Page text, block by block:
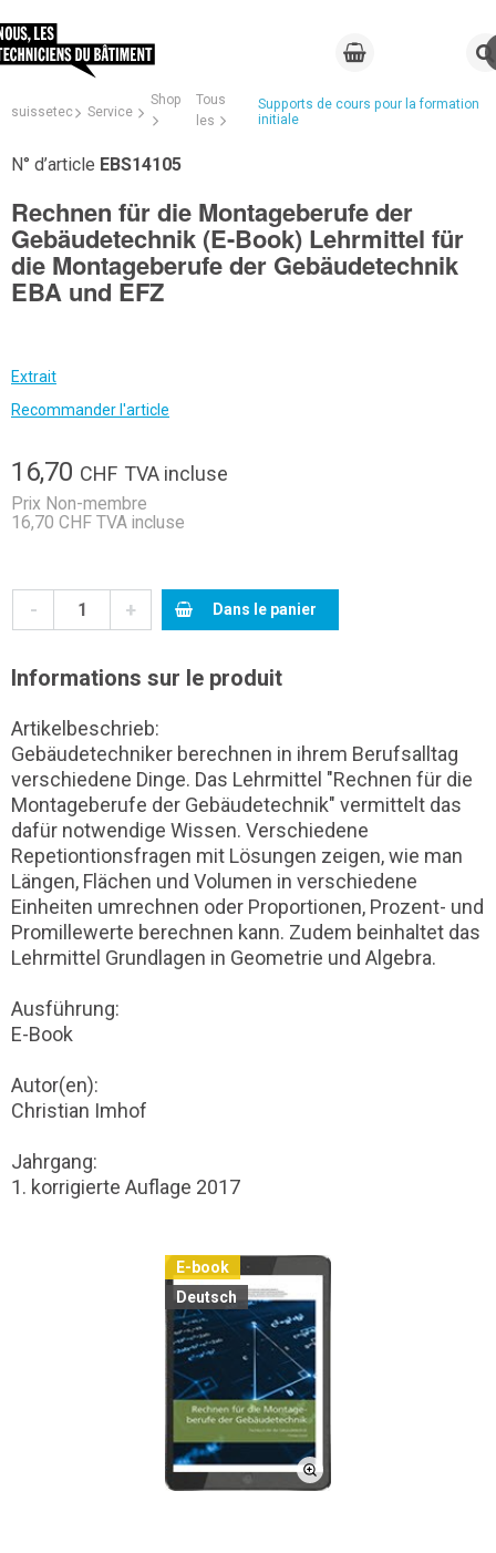
suissetec Service
Shop
Tous
les
Supports de cours pour la formation
initiale
N° d’article EBS14105
Rechnen für die Montageberufe der
Gebäudetechnik (E-Book) Lehrmittel für
die Montageberufe der Gebäudetechnik
EBA und EFZ
Extrait
Recommander l'article
16,70 CHF TVA incluse
Prix Non-membre
16,70 CHF TVA incluse
- + Dans le panier
Informations sur le produit
Artikelbeschrieb:
Gebäudetechniker berechnen in ihrem Berufsalltag
verschiedene Dinge. Das Lehrmittel "Rechnen für die
Montageberufe der Gebäudetechnik" vermittelt das
dafür notwendige Wissen. Verschiedene
Repetiontionsfragen mit Lösungen zeigen, wie man
Längen, Flächen und Volumen in verschiedene
Einheiten umrechnen oder Proportionen, Prozent- und
Promillewerte berechnen kann. Zudem beinhaltet das
Lehrmittel Grundlagen in Geometrie und Algebra.
Ausführung:
E-Book
Autor(en):
Christian Imhof
Jahrgang:
1. korrigierte Auflage 2017
E-book
Deutsch